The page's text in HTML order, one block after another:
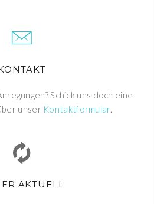
Schick uns doch eine
unser Kontaktformular.
AKTUELL